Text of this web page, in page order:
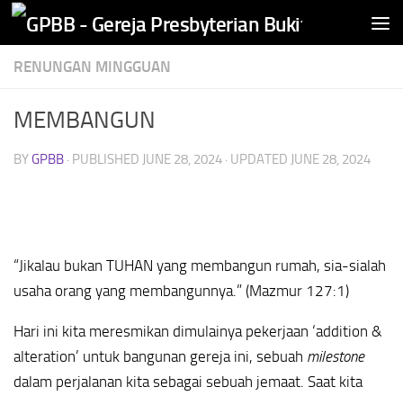
Skip to content
RENUNGAN MINGGUAN
MEMBANGUN
BYGPBB · PUBLISHED JUNE 28, 2024 · UPDATED JUNE 28, 2024
“Jikalau bukan TUHAN yang membangun rumah, sia-sialah
usaha orang yang membangunnya.” (Mazmur 127:1)
Hari ini kita meresmikan dimulainya pekerjaan ‘addition &
alteration’ untuk bangunan gereja ini, sebuah milestone
dalam perjalanan kita sebagai sebuah jemaat. Saat kita